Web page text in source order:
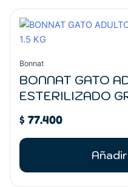
de
producto
Bonnat
BONNAT GATO
ESTERILIZADO
$ 77.400